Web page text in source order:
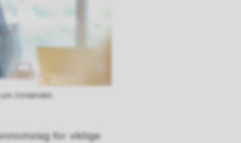
Innlandet.
for viktige